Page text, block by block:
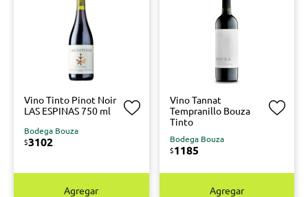
Vino Tinto Pinot Noir
LAS ESPINAS 750 ml
Bodega Bouza
$3102
Agregar
Vino Tannat
Tempranillo Bouza
Tinto
Bodega Bouza
$1185
Agregar